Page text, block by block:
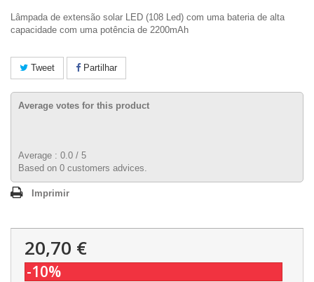
Lâmpada de extensão solar LED (108 Led) com uma bateria de alta
capacidade com uma potência de 2200mAh
Tweet Partilhar
Average votes for this product
Average : 0.0 / 5
Based on 0 customers advices.
Imprimir
20,70 €
-10%